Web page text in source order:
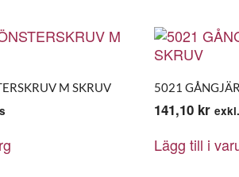
M SKRUV 5021
141,10 kr
Lägg till i